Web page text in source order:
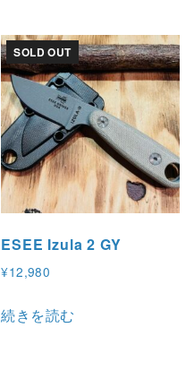
SOLD OUT
ESEE Izula 2 GY
¥12,980
続きを読む